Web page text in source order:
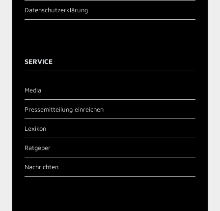
Datenschutzerklärung
SERVICE
Media
Pressemitteilung einreichen
Lexikon
Ratgeber
Nachrichten